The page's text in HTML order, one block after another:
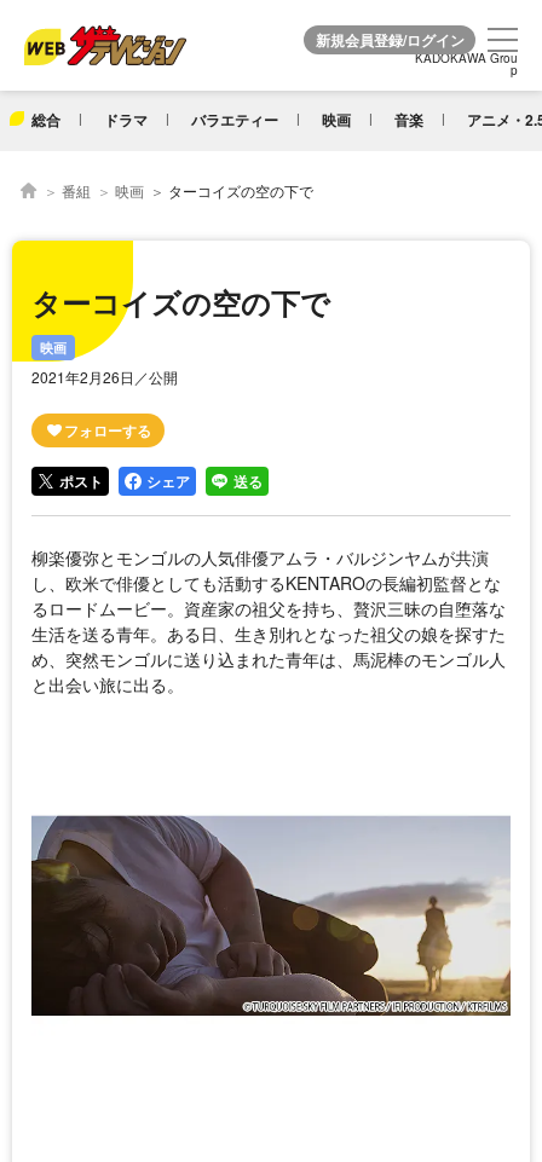
KADOKAWA Grou
p
総合 ドラマ バラエティー 映画 音楽 アニメ・
KADOKAWA Grou
p
番組 映画 ターコイズの空の下で
ターコイズの空の下で
映画
2021年2月26日／公開
ポスト シェア 送る
柳楽優弥とモンゴルの人気俳優アムラ・バルジンヤムが共演
し、欧米で俳優としても活動するKENTAROの長編初監督とな
るロードムービー。資産家の祖父を持ち、贅沢三昧の自堕落な
生活を送る青年。ある日、生き別れとなった祖父の娘を探すた
め、突然モンゴルに送り込まれた青年は、馬泥棒のモンゴル人
と出会い旅に出る。